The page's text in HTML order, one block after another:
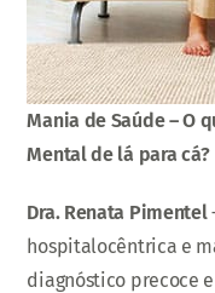
Mania de Saúde – O
Mental de lá para cá?
Dra. Renata Pimentel
hospitalocêntrica e
diagnóstico precoce